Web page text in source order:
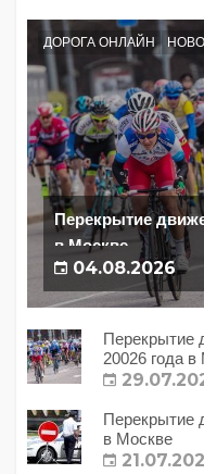
ДОРОГА ОНЛАЙН
Перекрытие
в Москве
04.08.2026
Перекрытие
20026 года
Перекрытие
в Москве